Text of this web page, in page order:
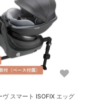
ヴ スマート ISOFIX エッグ